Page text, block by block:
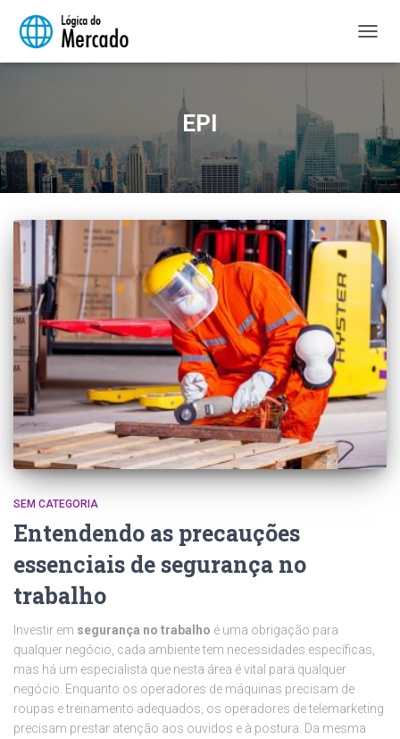
EPI
SEM CATEGORIA
Entendendo as precauções
essenciais de segurança no
trabalho
Investir em segurança no trabalho é uma obrigação para
qualquer negócio, cada ambiente tem necessidades específicas,
mas há um especialista que nesta área é vital para qualquer
negócio. Enquanto os operadores de máquinas precisam de
roupas e treinamento adequados, os operadores de telemarketing
precisam prestar atenção aos ouvidos e à postura. Da mesma